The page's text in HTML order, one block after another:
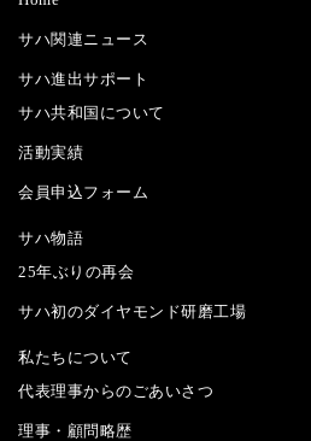
サハ関連ニュース
サハ進出サポート
サハ共和国について
活動実績
会員申込フォーム
サハ物語
25年ぶりの再会
サハ初のダイヤモンド研磨工場
私たちについて
代表理事からのごあいさつ
理事・顧問略歴